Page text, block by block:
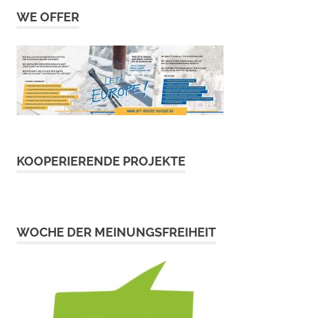
WE OFFER
KOOPERIERENDE PROJEKTE
WOCHE DER MEINUNGSFREIHEIT